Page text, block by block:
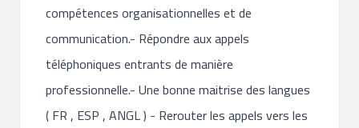
compétences organisationnelles et de
communication.- Répondre aux appels
téléphoniques entrants de manière
professionnelle.- Une bonne maitrise des langues
( FR , ESP , ANGL ) - Rerouter les appels vers les